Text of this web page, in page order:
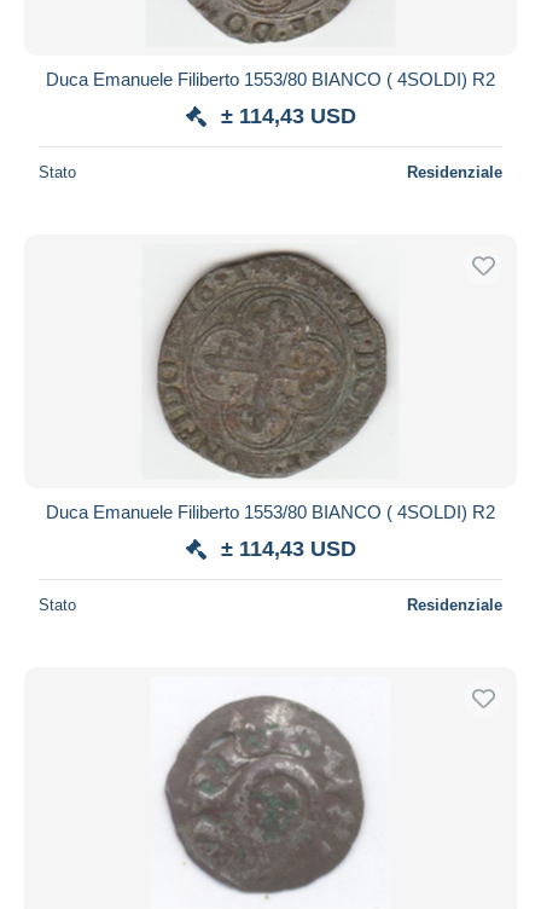
Duca Emanuele Filiberto 1553/80 BIANCO ( 4SOLDI) R2
± 114,43 USD
Stato Residenziale
Duca Emanuele Filiberto 1553/80 BIANCO ( 4SOLDI) R2
± 114,43 USD
Stato Residenziale